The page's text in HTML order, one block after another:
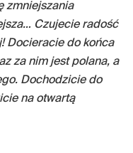
zmniejszania
Czujecie radość
Docieracie do końca
za nim jest polana, a
Dochodzicie do
na otwartą